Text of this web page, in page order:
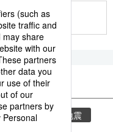
気象庁
地震